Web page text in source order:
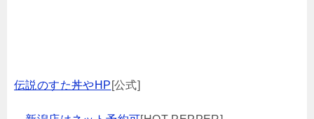
伝説のすた丼やHP [公式]